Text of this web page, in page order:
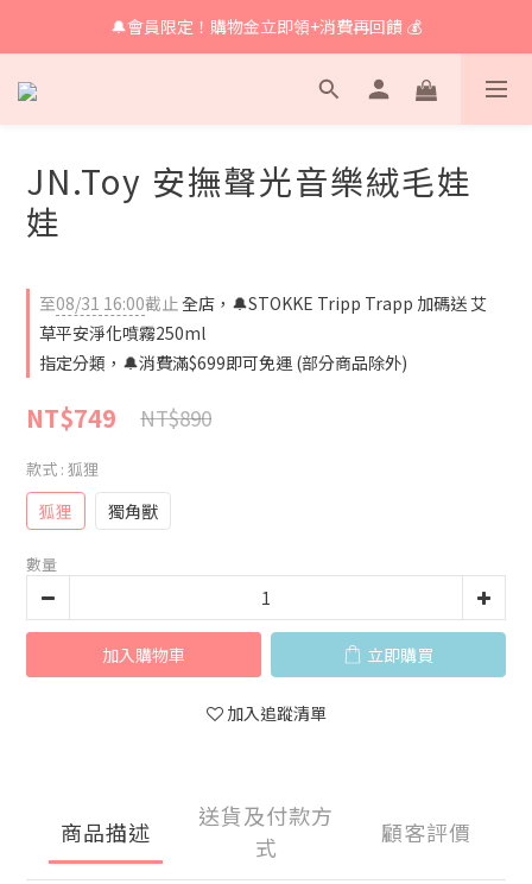
🔔 育兒好物滿額享免運🔔
🔔會員限定！購物金立即領+消費再回饋 💰
🔔 育兒好物滿額享免運🔔
JN.Toy 安撫聲光音樂絨毛娃
娃
至08/31 16:00截止全店，🔔STOKKE Tripp Trapp 加碼送 艾
草平安淨化噴霧250ml
指定分類，🔔消費滿$699即可免運 (部分商品除外)
NT$749 NT$890
款式 : 狐狸
狐狸 獨角獸
數量
加入購物車 立即購買
加入追蹤清單
商品描述
送貨及付款方
式
顧客評價